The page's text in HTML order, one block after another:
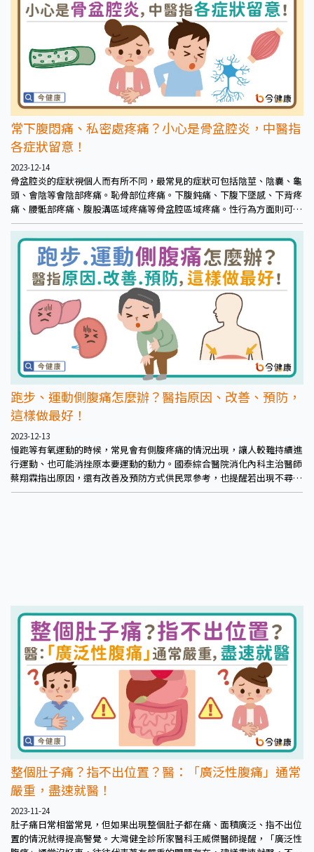
常下腹悶痛、私密處疼痛？小心是骨盆腔炎，中醫指
各症狀留意！
2023-12-14
骨盆腔炎的症狀視個人而有所不同，最常見的症狀可包括陰莖、陰囊、龜
頭、會陰等會陰部疼痛。恥骨部位疼痛。下腹鈍痛、下腹下墜感、下背疼
痛、腰骶部疼痛、腹股溝區域疼痛等骨盆腔區域疼痛。性行為方面則可能
出現性功能障礙、性行為過程或性行為後感到疼痛。另也可能造成不孕。
女性則會白帶增加、月經不規則。上述這些症狀也容易因為疲勞、免疫力
下降、女性生理期等因素加劇。
跑步、運動側腹痛怎麼辦？醫指原因、改善、預防，
這樣做最好！
2023-12-13
慢跑等有氧運動的時候，常見會有側腹疼痛的情況出現，讓人較難持續進
行運動、也可能消挫原本要運動的動力。國泰綜合醫院消化內科主治醫師
蔡翔霖指出原因，還有改善及預防方式供民眾參考，也提醒若出現不尋常
腹痛，還是應盡早檢查為佳。
整個肚子痛？指不出位置？醫：「廣泛性腹痛」通常
嚴重，盡速就醫！
2023-11-24
肚子痛日常相當常見，但如果出現整個肚子都在痛、面積廣泛、指不出位
置的情況就得提高警覺。大灣健全診所家醫科王威傑醫師提醒，「廣泛性